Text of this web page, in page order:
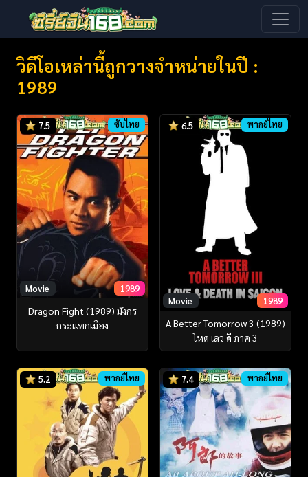
วิดีโอเหล่านี้ถูกวางจำหน่ายในปี :
1989
7.5 ซับไทย
Movie 1989
Dragon Fight (1989) มังกร
กระแทกเมือง
6.5 พากย์ไทย
Movie 1989
A Better Tomorrow 3 (1989)
โหด เลว ดี ภาค 3
5.2 พากย์ไทย 7.4 พากย์ไทย